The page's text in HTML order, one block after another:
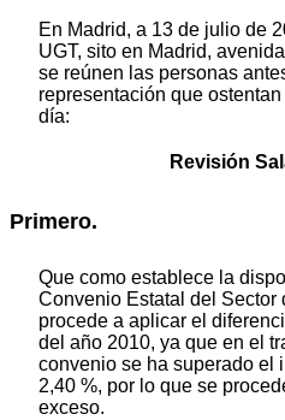
En Madrid, a 13 de julio de
UGT, sito en Madrid,
se reúnen las personas
representación que
día:
Revisión
Primero.
Que como establece la
Convenio Estatal del Sector
procede a aplicar el
del año 2010, ya que en el
convenio se ha superado el
2,40 %, por lo que se
exceso.